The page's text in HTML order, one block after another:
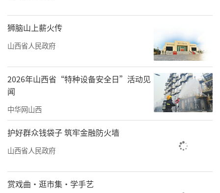
狮脑山上薪火传
山西省人民政府
2026年山西省“特种设备安全日”活动见
闻
中华网山西
护好群众钱袋子 筑牢金融防火墙
山西省人民政府
赏戏曲·逛市集·学手艺